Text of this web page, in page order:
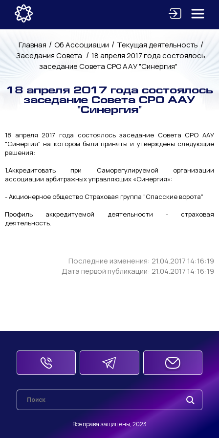
Главная / Об Ассоциации / Текущая деятельность /
Заседания Совета / 18 апреля 2017 года состоялось
заседание Совета СРО ААУ "Синергия"
18 апреля 2017 года состоялось
заседание Совета СРО ААУ
"Синергия"
18 апреля 2017 года состоялось заседание Совета СРО ААУ
"Синергия" на котором были приняты и утверждены следующие
решения:
1.Аккредитовать при Саморегулируемой организации
ассоциации арбитражных управляющих «Синергия»:
- Акционерное общество Страховая группа "Спасские ворота"
Профиль аккредитуемой деятельности - страховая
деятельность.
Последние изменения: 21.04.2017 14:16:19
Дата первой публикации: 21.04.2017 14:16:19
Все права защищены, 2023